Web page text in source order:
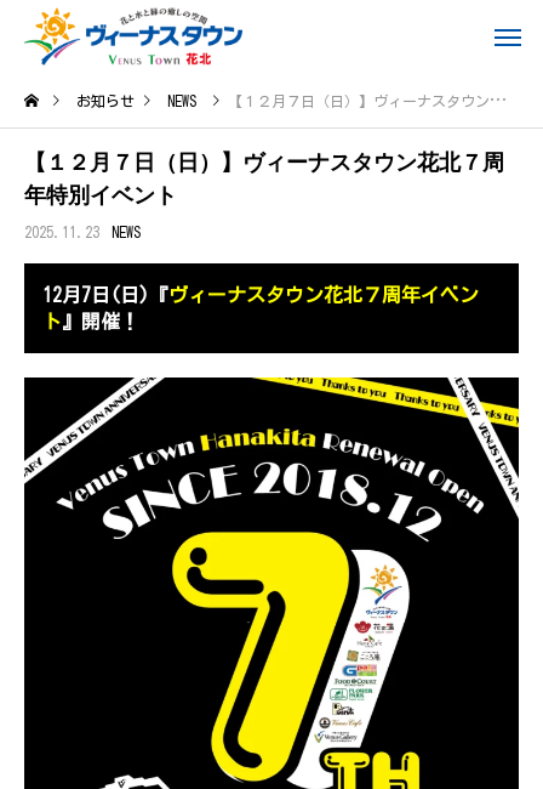
お知らせ NEWS 【１２月７日（日）】ヴィーナスタウン花北７周年特別イベント
【１２月７日（日）】ヴィーナスタウン花北７周
年特別イベント
2025.11.23 NEWS
12月7日(日)『ヴィーナスタウン花北７周年イベン
ト』開催！